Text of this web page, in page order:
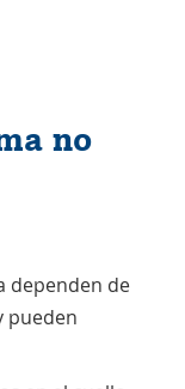
no
dependen de
pueden